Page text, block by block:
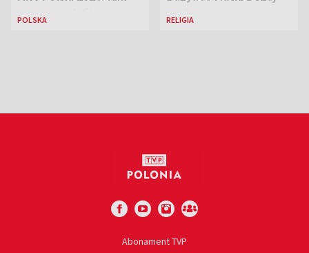
jest nowa królowa
POLSKA
Większej w Rzymie
RELIGIA
Abonament TVP